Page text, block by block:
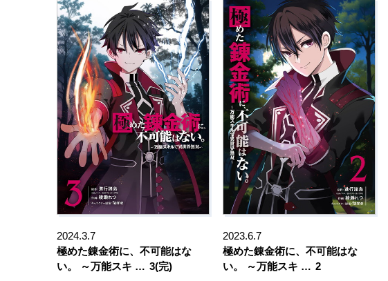
2024.3.7
極めた錬金術に、不可能はな
い。 ～万能スキ … 3(完)
2023.6.7
極めた錬金術に、不可能はな
い。 ～万能スキ … 2